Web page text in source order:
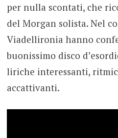
per nulla scontati, che
del Morgan solista. Nel
Viadellironia hanno
buonissimo disco
liriche interessanti,
accattivanti.